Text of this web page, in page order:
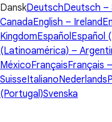
DanskDeutschDeutsch –
CanadaEnglish – Ireland
KingdomEspañol Español
(Latinoamérica) –
MéxicoFrançaisFrançais
SuisseItalianoNederlands
(Portugal)Svenska